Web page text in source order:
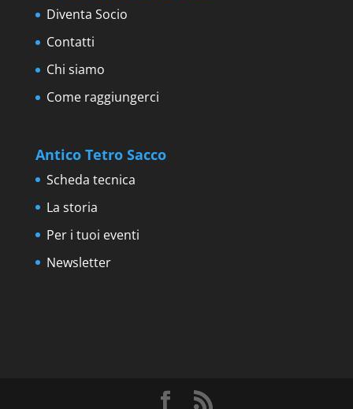
Diventa Socio
Contatti
Chi siamo
Come raggiungerci
Antico Tetro Sacco
Scheda tecnica
La storia
Per i tuoi eventi
Newsletter